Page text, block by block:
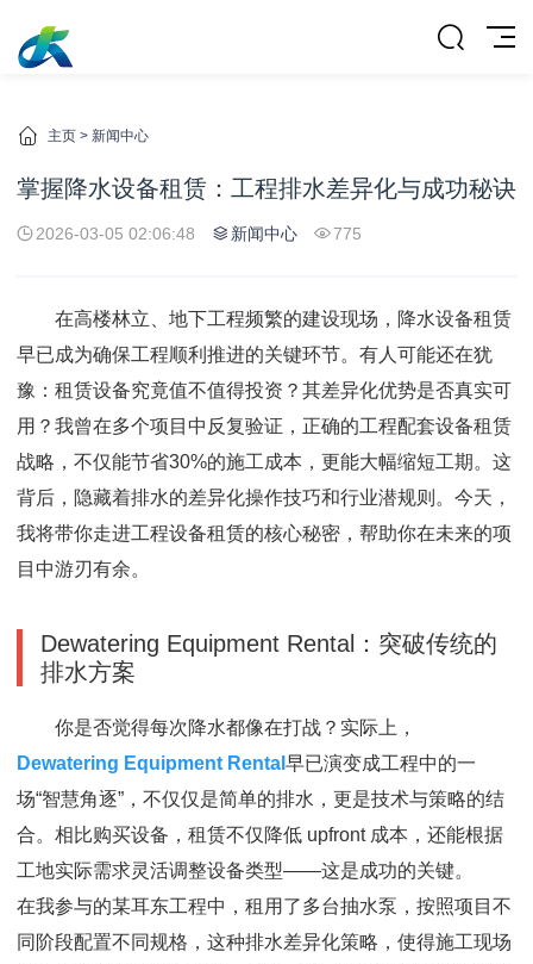
主页 > 新闻中心
掌握降水设备租赁：工程排水差异化与成功秘诀
2026-03-05 02:06:48 新闻中心 775
在高楼林立、地下工程频繁的建设现场，降水设备租赁
早已成为确保工程顺利推进的关键环节。有人可能还在犹
豫：租赁设备究竟值不值得投资？其差异化优势是否真实可
用？我曾在多个项目中反复验证，正确的工程配套设备租赁
战略，不仅能节省30%的施工成本，更能大幅缩短工期。这
背后，隐藏着排水的差异化操作技巧和行业潜规则。今天，
我将带你走进工程设备租赁的核心秘密，帮助你在未来的项
目中游刃有余。
Dewatering Equipment Rental：突破传统的
排水方案
你是否觉得每次降水都像在打战？实际上，
Dewatering Equipment Rental 早已演变成工程中的一
场“智慧角逐”，不仅仅是简单的排水，更是技术与策略的结
合。相比购买设备，租赁不仅降低 upfront 成本，还能根据
工地实际需求灵活调整设备类型——这是成功的关键。
在我参与的某耳东工程中，租用了多台抽水泵，按照项目不
同阶段配置不同规格，这种排水差异化策略，使得施工现场